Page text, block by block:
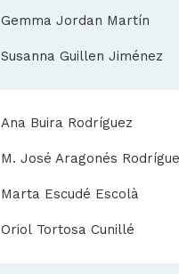
Gemma Jordan Martín
Susanna Guillen Jiménez
Ana Buira Rodríguez
M. José Aragonés
Marta Escudé Escolà
Oriol Tortosa Cunillé